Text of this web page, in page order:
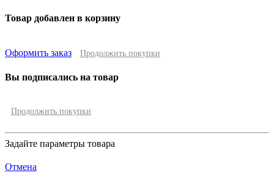
Товар добавлен в корзину
Оформить заказ Продолжить покупки
Вы подписались на товар
Продолжить покупки
Задайте параметры товара
Отмена